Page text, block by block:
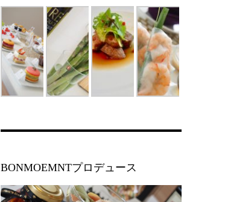
BONMOEMNTプロデュース